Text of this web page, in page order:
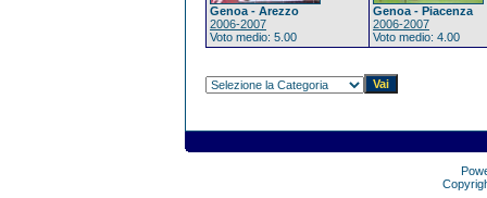
Genoa - Arezzo
2006-2007
Voto medio: 5.00
Genoa - Piacenza
2006-2007
Voto medio: 4.00